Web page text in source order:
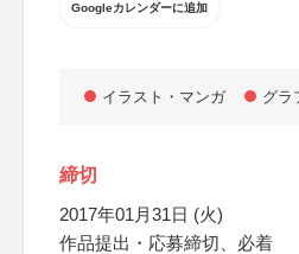
Googleカレンダーに追加
イラスト・マンガ グラ
締切
2017年01月31日 (火)
作品提出・応募締切、必着